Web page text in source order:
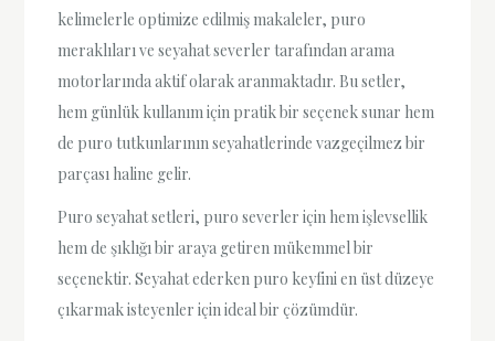
kelimelerle optimize edilmiş makaleler, puro
meraklıları ve seyahat severler tarafından arama
motorlarında aktif olarak aranmaktadır. Bu setler,
hem günlük kullanım için pratik bir seçenek sunar hem
de puro tutkunlarının seyahatlerinde vazgeçilmez bir
parçası haline gelir.
Puro seyahat setleri, puro severler için hem işlevsellik
hem de şıklığı bir araya getiren mükemmel bir
seçenektir. Seyahat ederken puro keyfini en üst düzeye
çıkarmak isteyenler için ideal bir çözümdür.